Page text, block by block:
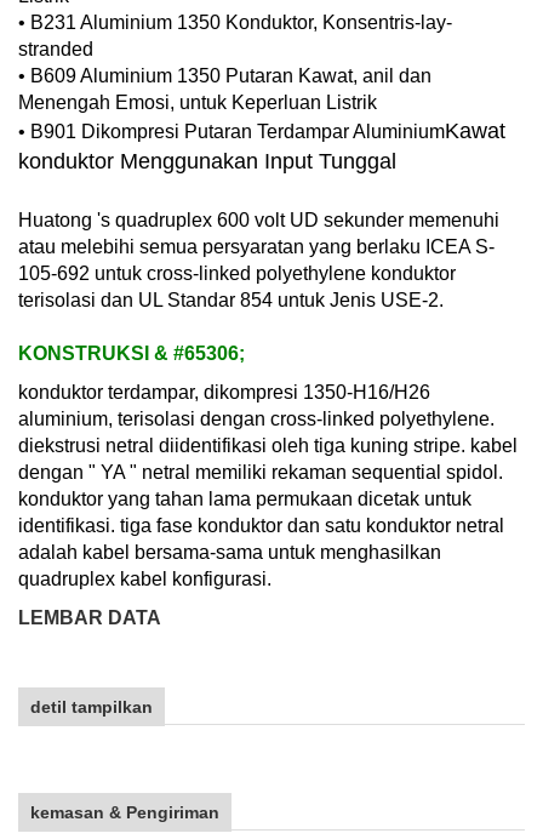
• B231 Aluminium 1350 Konduktor, Konsentris-lay-
stranded
• B609 Aluminium 1350 Putaran Kawat, anil dan
Menengah Emosi, untuk Keperluan Listrik
• B901 Dikompresi Putaran Terdampar AluminiumKawat
konduktor Menggunakan Input Tunggal
Huatong 's quadruplex 600 volt UD sekunder memenuhi
atau melebihi semua persyaratan yang berlaku ICEA S-
105-692 untuk cross-linked polyethylene konduktor
terisolasi dan UL Standar 854 untuk Jenis USE-2.
KONSTRUKSI & #65306;
konduktor terdampar, dikompresi 1350-H16/H26
aluminium, terisolasi dengan cross-linked polyethylene.
diekstrusi netral diidentifikasi oleh tiga kuning stripe. kabel
dengan " YA " netral memiliki rekaman sequential spidol.
konduktor yang tahan lama permukaan dicetak untuk
identifikasi. tiga fase konduktor dan satu konduktor netral
adalah kabel bersama-sama untuk menghasilkan
quadruplex kabel konfigurasi.
LEMBAR DATA
detil tampilkan
kemasan & Pengiriman